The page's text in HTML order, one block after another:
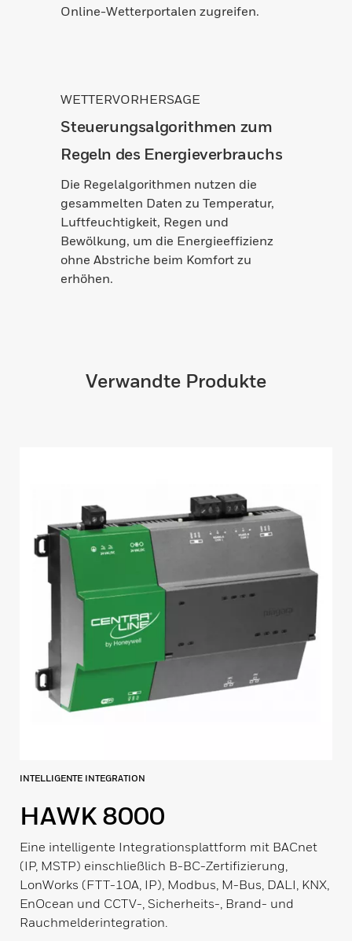
Online-Wetterportalen zugreifen.
WETTERVORHERSAGE
Steuerungsalgorithmen zum
Regeln des Energieverbrauchs
Die Regelalgorithmen nutzen die
gesammelten Daten zu Temperatur,
Luftfeuchtigkeit, Regen und
Bewölkung, um die Energieeffizienz
ohne Abstriche beim Komfort zu
erhöhen.
Verwandte Produkte
INTELLIGENTE INTEGRATION
HAWK 8000
Eine intelligente Integrationsplattform mit BACnet
(IP, MSTP) einschließlich B-BC-Zertifizierung,
LonWorks (FTT-10A, IP), Modbus, M-Bus, DALI, KNX,
EnOcean und CCTV-, Sicherheits-, Brand- und
Rauchmelderintegration.